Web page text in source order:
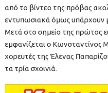
από το βίντεο της πρόβας
εντυπωσιακά όμως υπάρχουν
Μετά στο σημείο της πρώτος
εμφανίζεται ο Κωνσταντίνος
χορευτές της Έλενας
τα τρία σχοινιά.